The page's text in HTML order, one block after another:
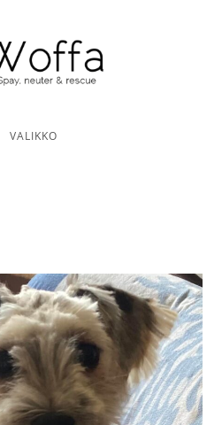
VALIKKO